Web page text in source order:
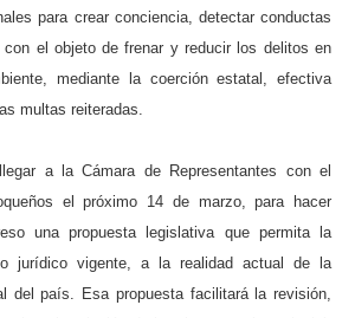
para crear conciencia, detectar conductas
el objeto de frenar y reducir los delitos en
mediante la coerción estatal, efectiva
multas reiteradas.
a la Cámara de Representantes con el
el próximo 14 de marzo, para hacer
una propuesta legislativa que permita la
jurídico vigente, a la realidad actual de la
del país. Esa propuesta facilitará la revisión,